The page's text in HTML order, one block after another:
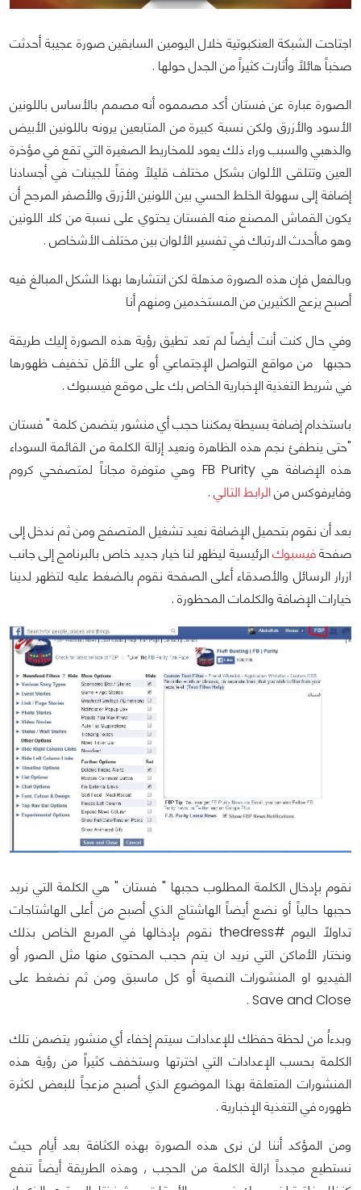
اجتاحت الشبكة العنكبوتية خلال اليومين السابقين صورة عجيبة أحدثت
صخباً هائلاً وأثارت كثيراً من الجدل حولها .
الصورة عبارة عن فستان أكد مصمموه أنه مصمم بالأساس باللونين
الأسود والأزرق ولكن نسبة كبيرة من المتابعين يرونه باللونين الأبيض
والذهبي والسبب وراء ذلك يعود للمخاريط الصغيرة التي تقع في مؤخرة
العين وتتلقى الألوان بشكل مختلف قليلاً وفقاً للجينات في أجسادنا
إضافة إلى سهولة الخلط الحسي بين اللونين الأزرق والأصفر المرجح أن
يكون القماش المصنع منه الفستان يحتوي على نسبة من كلا اللونين
وهو ماأحدث الارتباك في تفسير الألوان بين مختلف الأشخاص .
وبالفعل فإن هذه الصورة مذهلة لكن انتشارها بهذا الشكل المبالغ فيه
أصبح يزعج الكثيرين من المستخدمين ومنهم أنا
وفي حال كنت أنت أيضاً لم تعد تطيق رؤية هذه الصورة إليك طريقة
حجبها من مواقع التواصل الإجتماعي أو على الأقل تخفيف ظهورها
في شريط التغذية الإخبارية الخاص بك على موقع فيسبوك .
باستخدام إضافة بسيطة يمكننا حجب أي منشور يتضمن كلمة " فستان
"حتى ينطفئ نجم هذه الظاهرة ونعيد إزالة الكلمة من القائمة السوداء
هذه الإضافة هي FB Purity وهي متوفرة مجاناً لمتصفحي كروم
وفايرفوكس منالرابط التالي .
بعد أن نقوم بتحميل الإضافة نعيد تشغيل المتصفح ومن ثم ندخل إلى
صفحةفيسبوكالرئيسية ليظهر لنا خيار جديد خاص بالبرنامج إلى جانب
ازرار الرسائل والأصدقاء أعلى الصفحة نقوم بالضغط عليه لتظهر لدينا
خيارات الإضافة والكلمات المحظورة .
نقوم بإدخال الكلمة المطلوب حجبها " فستان " هي الكلمة التي نريد
حجبها حالياً أو نضع أيضاً الهاشتاج الذي أصبح من أعلى الهاشتاجات
تداولاً اليوم #thedress نقوم بإدخالها في المربع الخاص بذلك
ونختار الأماكن التي نريد ان يتم حجب المحتوى منها مثل الصور أو
الفيديو او المنشورات النصية أو كل ماسبق ومن ثم نضغط على
Save and Close .
وبدءاُ من لحظة حفظك للإعدادات سيتم إخفاء أي منشور يتضمن تلك
الكلمة بحسب الإعدادات التي اخترتها وستخفف كثيراً من رؤية هذه
المنشورات المتعلقة بهذا الموضوع الذي أصبح مزعجاً للبعض لكثرة
ظهوره في التغذية الإخبارية .
ومن المؤكد أننا لن نرى هذه الصورة بهذه الكثافة بعد أيام حيث
نستطيع مجدداً ازالة الكلمة من الحجب , وهذه الطريقة أيضاً تنفع